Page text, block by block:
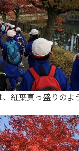
紅葉真っ盛りのよ